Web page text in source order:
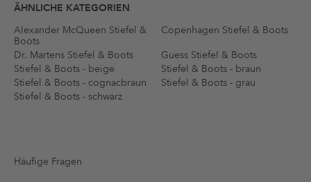
ÄHNLICHE KATEGORIEN
Alexander McQueen Stiefel &
Boots
Copenhagen Stiefel & Boots
Dr. Martens Stiefel & Boots
Guess Stiefel & Boots
Stiefel & Boots - beige
Stiefel & Boots - braun
Stiefel & Boots - cognacbraun
Stiefel & Boots - grau
Stiefel & Boots - schwarz
Häufige Fragen